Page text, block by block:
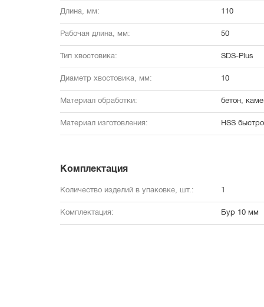
Длина, мм: 110
Рабочая длина, мм: 50
Тип хвостовика: SDS-Plus
Диаметр хвостовика, мм: 10
Материал обработки: бетон,
Материал изготовления: HSS
Комплектация
Количество изделий в упаковке, шт.: 1
Комплектация: Бур 10 мм